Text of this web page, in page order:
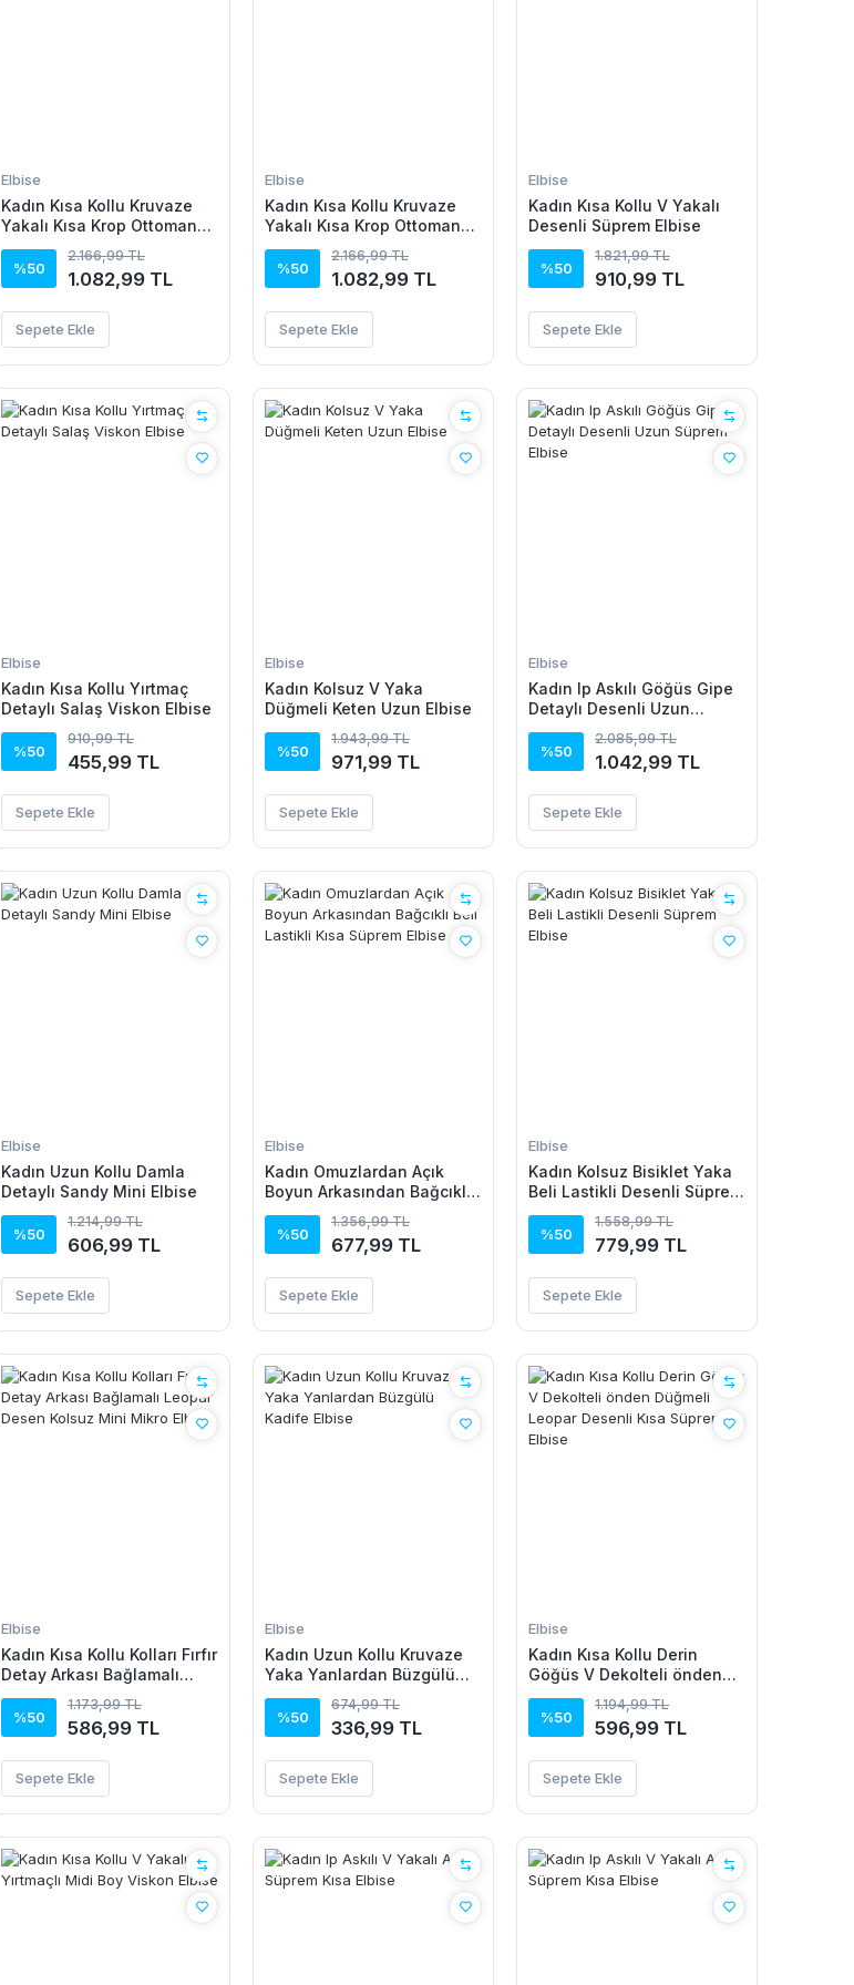
Elbise
Kadın Kısa Kollu Kruvaze
Yakalı Kısa Krop Ottoman
Bluz Ve Midi Etek Ikili Takım
%50
2.166,99 TL
1.082,99 TL
Sepete Ekle
Elbise
Kadın Kısa Kollu Kruvaze
Yakalı Kısa Krop Ottoman
Bluz Ve Midi Etek Ikili Takım
%50
2.166,99 TL
1.082,99 TL
Sepete Ekle
Elbise
Kadın Kısa Kollu V Yakalı
Desenli Süprem Elbise
%50
1.821,99 TL
910,99 TL
Sepete Ekle
Elbise
Kadın Kısa Kollu Yırtmaç
Detaylı Salaş Viskon Elbise
%50
910,99 TL
455,99 TL
Sepete Ekle
Elbise
Kadın Kolsuz V Yaka
Düğmeli Keten Uzun Elbise
%50
1.943,99 TL
971,99 TL
Sepete Ekle
Elbise
Kadın Ip Askılı Göğüs Gipe
Detaylı Desenli Uzun
Süprem Elbise
%50
2.085,99 TL
1.042,99 TL
Sepete Ekle
Elbise
Kadın Uzun Kollu Damla
Detaylı Sandy Mini Elbise
%50
1.214,99 TL
606,99 TL
Sepete Ekle
Elbise
Kadın Omuzlardan Açık
Boyun Arkasından Bağcıklı
Beli Lastikli Kısa Süprem
Elbise
%50
1.356,99 TL
677,99 TL
Sepete Ekle
Elbise
Kadın Kolsuz Bisiklet Yaka
Beli Lastikli Desenli Süprem
Elbise
%50
1.558,99 TL
779,99 TL
Sepete Ekle
Elbise
Kadın Kısa Kollu Kolları Fırfır
Detay Arkası Bağlamalı
Leopar Desen Kolsuz Mini
Mikro Elbise
%50
1.173,99 TL
586,99 TL
Sepete Ekle
Elbise
Kadın Uzun Kollu Kruvaze
Yaka Yanlardan Büzgülü
Kadife Elbise
%50
674,99 TL
336,99 TL
Sepete Ekle
Elbise
Kadın Kısa Kollu Derin
Göğüs V Dekolteli önden
Düğmeli Leopar Desenli
Kısa Süprem Elbise
%50
1.194,99 TL
596,99 TL
Sepete Ekle